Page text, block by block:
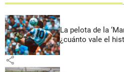
La pelota de la
¿cuánto vale el
share